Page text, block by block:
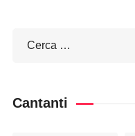
Cantanti